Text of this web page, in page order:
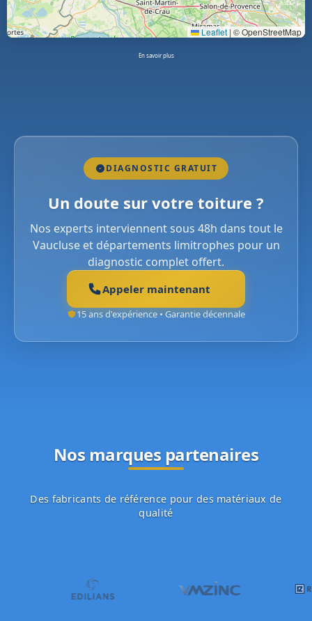
Leaflet | © OpenStreetMap
En savoir plus
DIAGNOSTIC GRATUIT
Un doute sur votre toiture ?
Nos experts interviennent sous 48h dans tout le
Vaucluse et départements limitrophes pour un
diagnostic complet offert.
Appeler maintenant
15 ans d'expérience • Garantie décennale
Nos marques partenaires
Des fabricants de référence pour des matériaux de
qualité